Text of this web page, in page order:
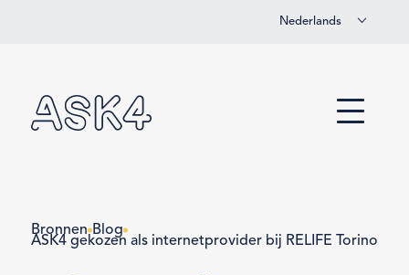
Nederlands
Menu
Bronnen Blog
ASK4 gekozen als internetprovider bij RELIFE Torino